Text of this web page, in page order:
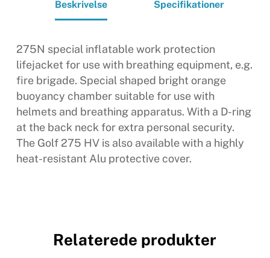
Beskrivelse Specifikationer
275N special inflatable work protection
lifejacket for use with breathing equipment, e.g.
fire brigade. Special shaped bright orange
buoyancy chamber suitable for use with
helmets and breathing apparatus. With a D-ring
at the back neck for extra personal security.
The Golf 275 HV is also available with a highly
heat-resistant Alu protective cover.
Relaterede produkter